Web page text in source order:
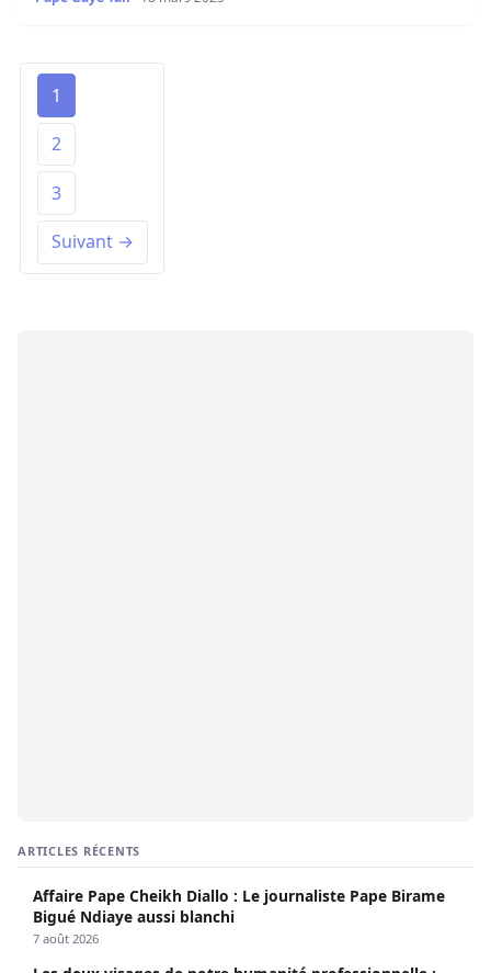
1
2
3
Suivant →
ARTICLES RÉCENTS
Affaire Pape Cheikh Diallo : Le journaliste Pape Birame
Bigué Ndiaye aussi blanchi
7 août 2026